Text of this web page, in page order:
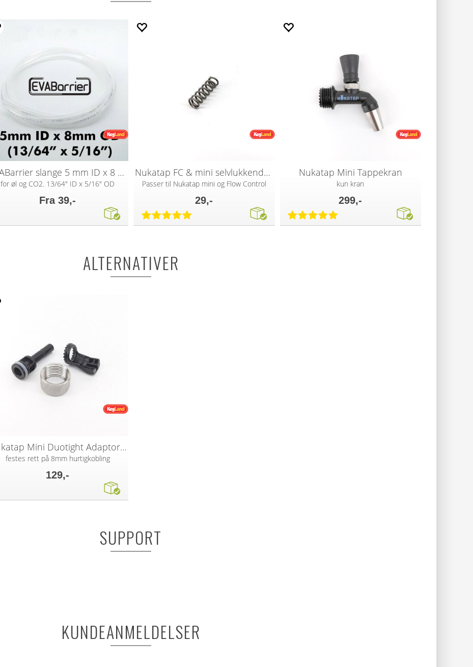
EVABarrier slange 5 mm ID x 8 mm OD
for øl og CO2. 13/64" ID x 5/16" OD
Fra 39,-
Nukatap FC & mini selvlukkende fjær
Passer til Nukatap mini og Flow Control
29,-
Nukatap Mini Tappekran
kun kran
299,-
ALTERNATIVER
Nukatap Mini Duotight Adaptor for 8 mm
festes rett på 8mm hurtigkobling
129,-
SUPPORT
KUNDEANMELDELSER